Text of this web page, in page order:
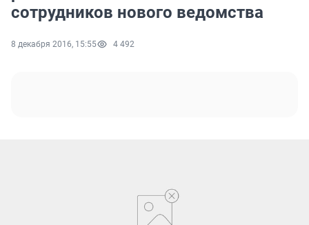
сотрудников нового ведомства
8 декабря 2016, 15:55 4 492